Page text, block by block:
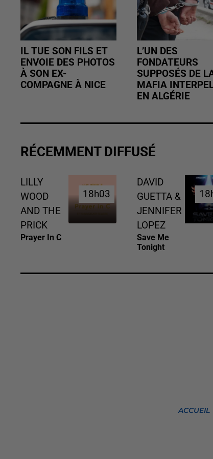
IL TUE SON FILS ET
ENVOIE DES PHOTOS
À SON EX-
COMPAGNE À NICE
L’UN DES
FONDATEURS
SUPPOSÉS DE
MAFIA
EN ALGÉRIE
RÉCEMMENT DIFFUSÉ
LILLY
WOOD
AND THE
PRICK
Prayer In C
18h03
18h03
DAVID
GUETTA &
JENNIFER
LOPEZ
Save Me
Tonight
ACCUEIL